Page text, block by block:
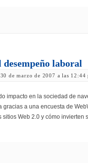
desempeño laboral
de marzo de 2007 a las 12:44
impacto en la sociedad de
a una encuesta de
Web 2.0 y cómo invierten